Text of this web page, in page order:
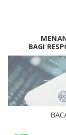
BAGI